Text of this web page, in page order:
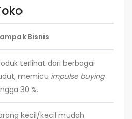
Bisnis
terlihat dari berbagai
memicu impulse buying
30 %.
kecil/kecil mudah